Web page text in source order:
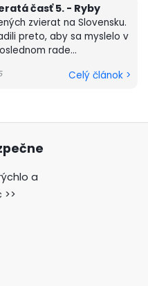
časť 5. - Ryby
zvierat na Slovensku.
preto, aby sa myslelo v
rade...
Celý článok >
a
>>